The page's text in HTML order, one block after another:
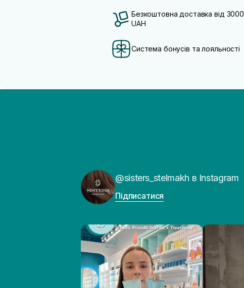
Безкоштовна доставка від 3000
UAH
Система бонусів та лояльності
@sisters_stelmakh в Instagram
Підписатися